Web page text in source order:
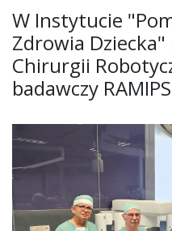
W Instytucie
Zdrowia
Chirurgii
badawczy RAMIPS